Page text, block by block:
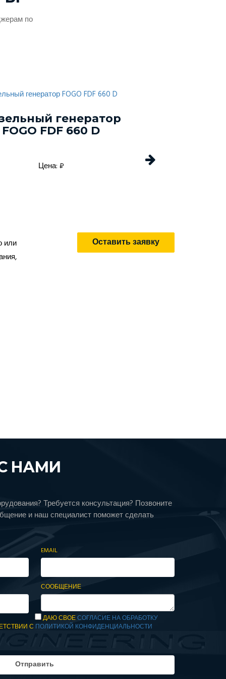
по
генератор
FOGO FDF 660 D
Цена: ₽
или
Оставить заявку
НАМИ
Требуется консультация? Позвоните
и наш специалист поможет сделать
EMAIL
СООБЩЕНИЕ
ДАЮ СВОЕСОГЛАСИЕ НА ОБРАБОТКУ
С ПОЛИТИКОЙ КОНФИДЕНЦИАЛЬНОСТИ